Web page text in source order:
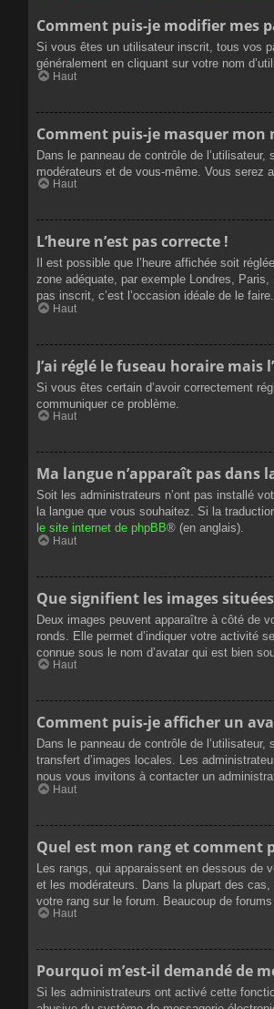
Comment puis-je modifier mes
Si vous êtes un utilisateur inscrit, tous vos
généralement en cliquant sur votre nom
Haut
Comment puis-je masquer
Dans le panneau de contrôle de
modérateurs et de vous-même. Vous serez
Haut
L’heure n’est pas correcte !
Il est possible que l’heure affichée soit
zone adéquate, par exemple Londres,
pas inscrit, c’est l’occasion idéale de le faire.
Haut
J’ai réglé le fuseau horaire mais
Si vous êtes certain d’avoir correctement
communiquer ce problème.
Haut
Ma langue n’apparaît pas dans
Soit les administrateurs n’ont pas installé
la langue que vous souhaitez. Si la
le site internet de phpBB® (en anglais).
Haut
Que signifient les images
Deux images peuvent apparaître à côté de
ronds. Elle permet d’indiquer votre activité
connue sous le nom d’avatar qui est bien
Haut
Comment puis-je afficher un
Dans le panneau de contrôle de
transfert d’images locales. Les
nous vous invitons à contacter un
Haut
Quel est mon rang et comment
Les rangs, qui apparaissent en dessous
et les modérateurs. Dans la plupart des
votre rang sur le forum. Beaucoup de
Haut
Pourquoi m’est-il demandé de
Si les administrateurs ont activé cette